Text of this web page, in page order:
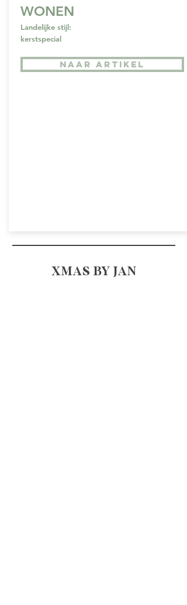
WONEN
Landelijke stijl:
kerstspecial
NAAR ARTIKEL
XMAS BY JAN